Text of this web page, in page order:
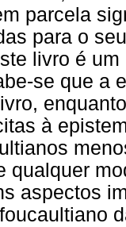
parcela
para o
livro é
se que a
à
qualquer
aspectos